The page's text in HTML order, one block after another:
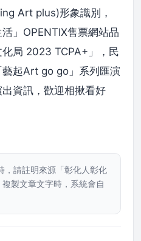
Art plus)形象識別，
」OPENTIX售票網站品
局 2023 TCPA+」，民
起Art go go」系列匯演
資訊，歡迎相揪看好
，請註明來源「彰化人彰化
複製文章文字時，系統會自